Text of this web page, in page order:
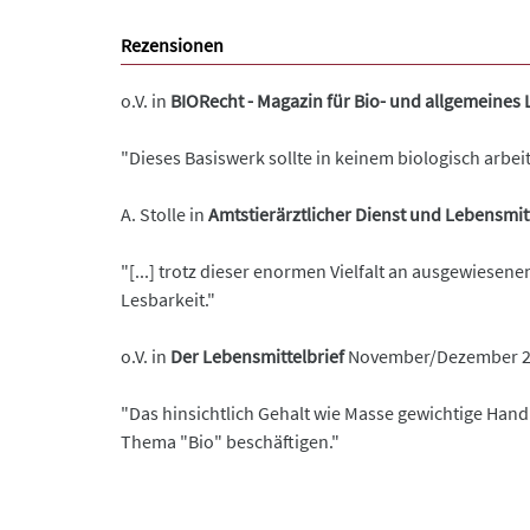
Rezensionen
o.V. in BIORecht - Magazin für Bio- und
"Dieses Basiswerk sollte in keinem biologisch
A. Stolle in Amtstierärztlicher Dienst und
"[...] trotz dieser enormen Vielfalt an
Lesbarkeit."
o.V. in Der LebensmittelbriefNovember/Dezember
"Das hinsichtlich Gehalt wie Masse gewichtige
Thema "Bio" beschäftigen."